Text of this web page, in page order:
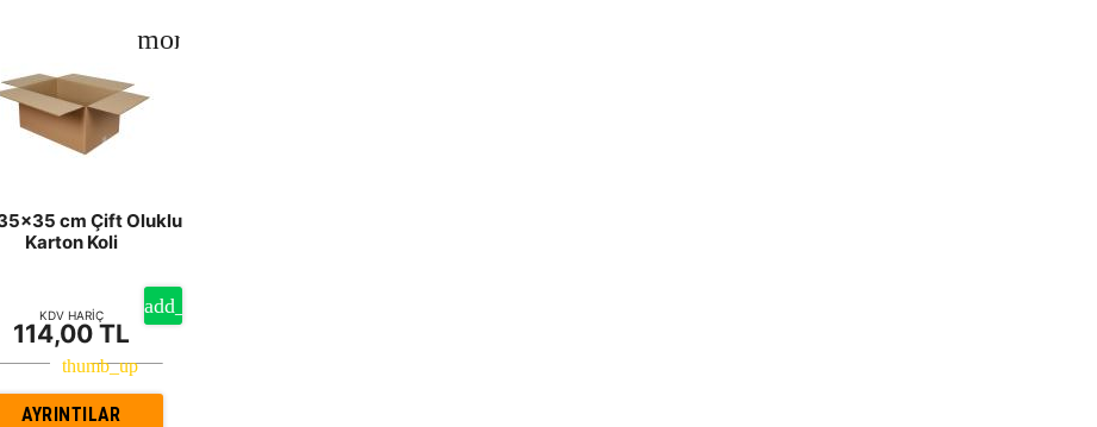
cm Çift Oluklu
Karton Koli
KDV HARİÇ
114,00 TL
AYRINTILAR